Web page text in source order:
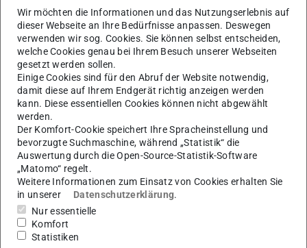
Bilddaten in den Digitalen Geistes- und
Kulturwissenschaften – Interoperabilität und Retrieval
DARIAH-DE Cluster 6 Expertenworkshop und DARIAH-
Methodenworkshop des Sonderforschungsbereichs
980 „Episteme in Bewegung“, 05.-06.10.2017
Nachnutzung und Nachnutzbarkeit der Forschung im
Akademienprogramm der AG „eHumanities“
Westfälischen Akademie der Wissenschaften und der
Künste und der Union der deutschen Akademien der
Wissenschaften, Akademie Düsseldorf, 09.-11.11.2016
„The Maya in a Digital World“ – 20th European Maya
Conference
, Bonn, 14.12.2015
Altertumswissenschaften in a Digital Age: Egyptology,
Papyrology and Beyond
Wir möchten die Informationen und das Nutzungserlebnis auf
dieser Webseite an Ihre Bedürfnisse anpassen. Deswegen
verwenden wir sog. Cookies. Sie können selbst entscheiden,
welche Cookies genau bei Ihrem Besuch unserer Webseiten
gesetzt werden sollen.
Einige Cookies sind für den Abruf der Website notwendig,
damit diese auf Ihrem Endgerät richtig anzeigen werden
kann. Diese essentiellen Cookies können nicht abgewählt
werden.
Der Komfort-Cookie speichert Ihre Spracheinstellung und
bevorzugte Suchmaschine, während „Statistik“ die
Auswertung durch die Open-Source-Statistik-Software
„Matomo“ regelt.
Weitere Informationen zum Einsatz von Cookies erhalten Sie
in unserer
Datenschutzerklärung.
Nur essentielle
Komfort
Statistiken